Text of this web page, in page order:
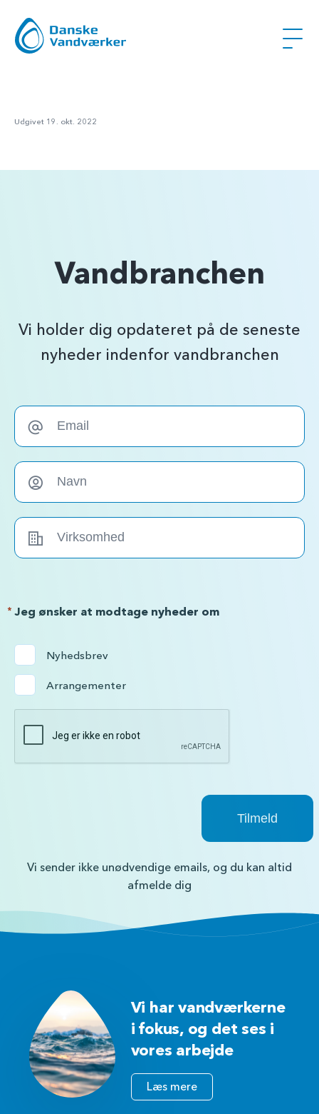
Udgivet 19. okt. 2022
Vandbranchen
Vi holder dig opdateret på de seneste
nyheder indenfor vandbranchen
Jeg ønsker at modtage nyheder om
*
Nyhedsbrev
Arrangementer
Vi sender ikke unødvendige emails, og du kan altid
afmelde dig
Vi har vandværkerne
i fokus, og det ses i
vores arbejde
Læs mere